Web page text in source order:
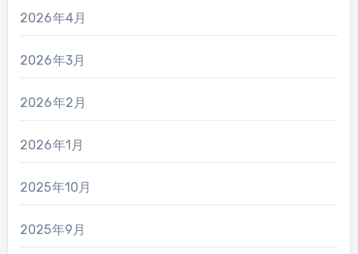
2026年4月
2026年3月
2026年2月
2026年1月
2025年10月
2025年9月